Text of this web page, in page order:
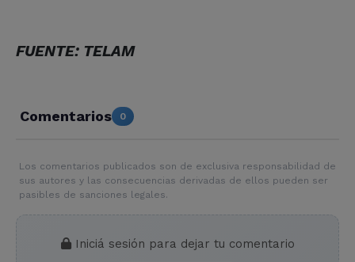
FUENTE: TELAM
Comentarios 0
Los comentarios publicados son de exclusiva responsabilidad de
sus autores y las consecuencias derivadas de ellos pueden ser
pasibles de sanciones legales.
Iniciá sesión para dejar tu comentario